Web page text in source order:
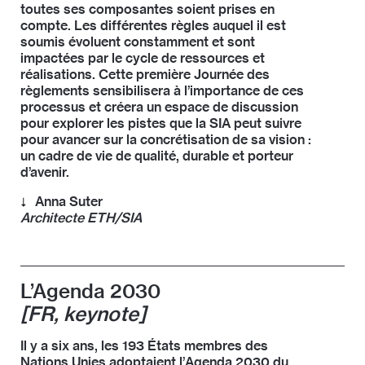
toutes ses composantes soient prises en
compte. Les différentes règles auquel il est
soumis évoluent constamment et sont
impactées par le cycle de ressources et
réalisations. Cette première Journée des
règlements sensibilisera à l’importance de ces
processus et créera un espace de discussion
pour explorer les pistes que la SIA peut suivre
pour avancer sur la concrétisation de sa vision :
un cadre de vie de qualité, durable et porteur
d’avenir.
Anna Suter
Architecte ETH/SIA
Suter+Partner AG Architekten à Berne, membre du
Comité de la SIA et présidente du conseil d’experts
Passation des marchés de la SIA. Ses domaines
d’expertise couvrent les rénovations, les
transformations et les projets en sites sensibles. La
majorité de ses mandants sont des maîtres de
l’ouvrage publics.
L’Agenda 2030
[FR, keynote]
Il y a six ans, les 193 États membres des